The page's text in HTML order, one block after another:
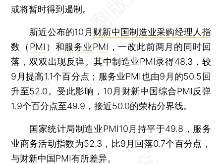
或将暂时得到遏制。
新近公布的10月 财新中国制造业采购经理人指
数
（ PMI ）和服务业PMI ，一改此前两月的同时回
落，双双出现反弹。其中制造业PMI录得48.3，较
9月提高1.1个百分点；服务业PMI也由9月的50.5回
升至52.0。受此影响，10月财新中国综合PMI反弹
1.9个百分点至49.9，接近50.0的荣枯分界线。
国家统计局制造业PMI10月持平于49.8，服务
业商务活动指数为52.3，比9月回落0.7个百分点，
与财新中国PMI有所差异。